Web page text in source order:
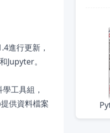
進行更新，
Jupyter。
工具組，
供資料檔案